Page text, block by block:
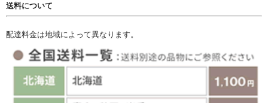
送料について
配達料金は地域によって異なります。